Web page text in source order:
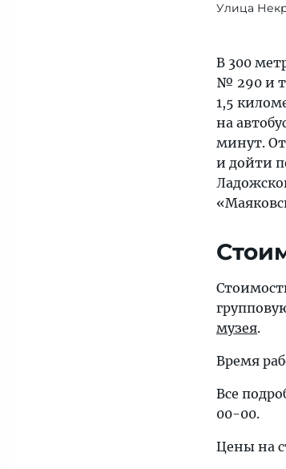
Улица
В 300
№ 290 и
1,5
на
минут.
и дойти
музея.
Время
Все
00-00.
Цены на